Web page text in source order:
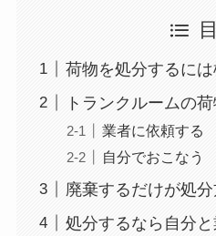
荷物を処分するに
トランクルームの
業者に依頼する
自分でおこなう
廃棄するだけが処
処分するなら自分